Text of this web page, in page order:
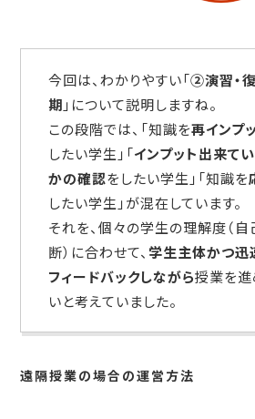
今回は、わかりやすい「②演習・
期 」について説明しますね。
この段階では、「知識を再インプ
したい学生」「インプット出来て
かの確認をしたい学生」「知識を
したい学生」が混在しています。
それを、個々の学生の理解度（自
断）に合わせて、 学生主体かつ迅
フィードバックしながら授業を
いと考えていました。
遠隔授業の場合の運営方法